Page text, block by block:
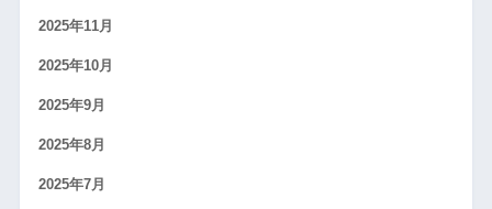
2025年11月
2025年10月
2025年9月
2025年8月
2025年7月